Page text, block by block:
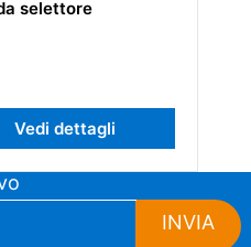
del Livello
Vedi dettagli
INVIA